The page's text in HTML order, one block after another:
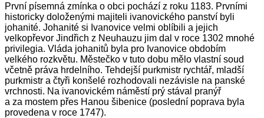
První písemná zmínka o obci pochází z roku 1183. Prvními
historicky doloženými majiteli ivanovického panství byli
johanité. Johanité si Ivanovice velmi oblíbili a jejich
velkopřevor Jindřich z Neuhauzu jim dal v roce 1302 mnohé
privilegia. Vláda johanitů byla pro Ivanovice obdobím
velkého rozkvětu. Městečko v tuto dobu mělo vlastní soud
včetně práva hrdelního. Tehdejší purkmistr rychtář, mladší
purkmistr a čtyři konšelé rozhodovali nezávisle na panské
vrchnosti. Na ivanovickém náměstí prý stával pranýř
a za mostem přes Hanou šibenice (poslední poprava byla
provedena v roce 1747).